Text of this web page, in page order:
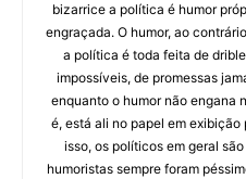
bizarrice a política é humor
engraçada. O humor, ao
a política é toda feita de
impossíveis, de promessas
enquanto o humor não engana
é, está ali no papel em
isso, os políticos em geral
humoristas sempre foram